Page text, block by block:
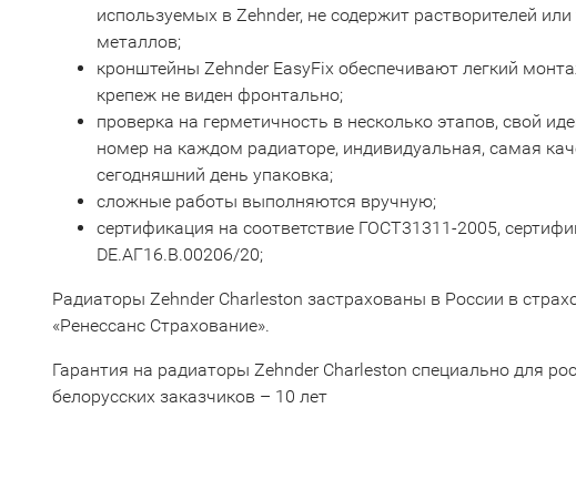
используемых в Zehnder, не содержит растворителей
металлов;
кронштейны Zehnder EasyFix обеспечивают легкий
крепеж не виден фронтально;
проверка на герметичность в несколько этапов, свой
номер на каждом радиаторе, индивидуальная, самая
сегодняшний день упаковка;
сложные работы выполняются вручную;
сертификация на соответствие ГОСТ31311-2005,
DE.АГ16.В.00206/20;
Радиаторы Zehnder Charleston застрахованы в России в
«Ренессанс Страхование».
Гарантия на радиаторы Zehnder Charleston специально для
белорусских заказчиков – 10 лет